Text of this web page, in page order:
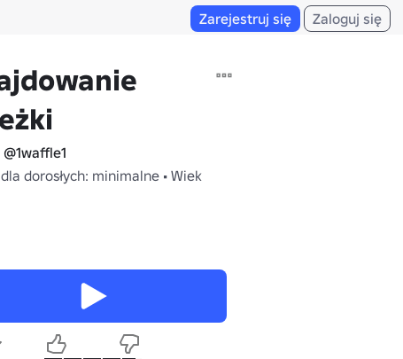
Zarejestruj się Zaloguj się
@1waffle1
dorosłych: minimalne • Wiek